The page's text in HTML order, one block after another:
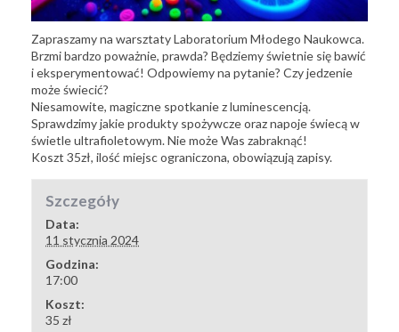
Zapraszamy na warsztaty Laboratorium Młodego Naukowca.
Brzmi bardzo poważnie, prawda? Będziemy świetnie się bawić
i eksperymentować! Odpowiemy na pytanie? Czy jedzenie
może świecić?
Niesamowite, magiczne spotkanie z luminescencją.
Sprawdzimy jakie produkty spożywcze oraz napoje świecą w
świetle ultrafioletowym. Nie może Was zabraknąć!
Koszt 35zł, ilość miejsc ograniczona, obowiązują zapisy.
Szczegóły
Data:
11 stycznia 2024
Godzina:
17:00
Koszt:
35 zł